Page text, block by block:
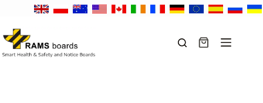
Carrello